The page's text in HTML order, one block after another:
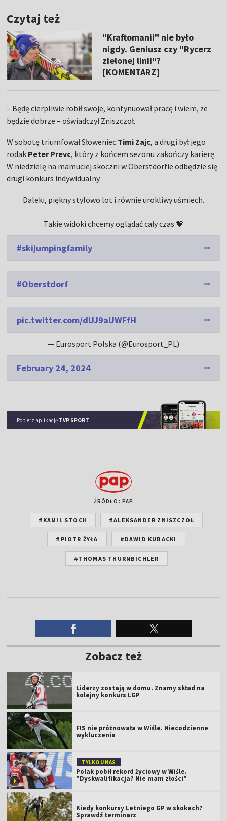
Czytaj też
"Kraftomanii" nie było
nigdy. Geniusz czy "Rycerz
zielonej linii"?
[KOMENTARZ]
– Będę cierpliwie robił swoje, kontynuował pracę i wiem, że
będzie dobrze – oświadczył Zniszczoł.
W sobotę triumfował Słoweniec Timi Zajc, a drugi był jego
rodak Peter Prevc, który z końcem sezonu zakończy karierę.
W niedzielę na mamuciej skoczni w Oberstdorfie odbędzie się
drugi konkurs indywidualny.
Daleki, piękny stylowo lot i równie urokliwy uśmiech.
Takie widoki chcemy oglądać cały czas 💖
#skijumpingfamily
#Oberstdorf
pic.twitter.com/dUJ9aUWFfH
— Eurosport Polska (@Eurosport_PL)
February 24, 2024
Pobierz aplikację TVP SPORT
ŹRÓDŁO: PAP
#KAMIL STOCH #ALEKSANDER ZNISZCZOŁ
#PIOTR ŻYŁA #DAWID KUBACKI
#THOMAS THURNBICHLER
Zobacz też
Liderzy zostają w domu. Znamy skład na
kolejny konkurs LGP
FIS nie próżnowała w Wiśle. Niecodzienne
wykluczenia
TYLKO U NAS
Polak pobił rekord życiowy w Wiśle.
"Dyskwalifikacja? Nie mam złości"
Kiedy konkursy Letniego GP w skokach?
Sprawdź terminarz